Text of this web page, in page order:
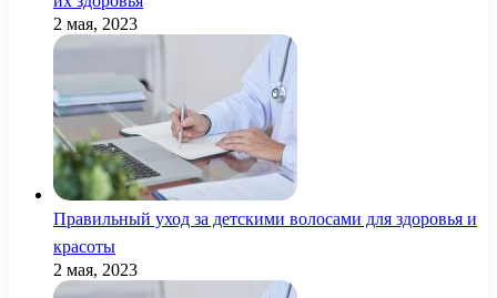
2 мая, 2023
Правильный уход за детскими волосами для здоровья и
красоты
2 мая, 2023